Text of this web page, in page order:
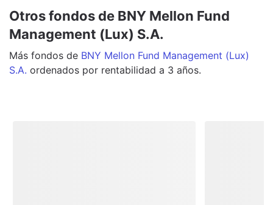
Otros fondos de BNY Mellon Fund
Management (Lux) S.A.
Más fondos de BNY Mellon Fund Management (Lux)
S.A. ordenados por rentabilidad a 3 años.